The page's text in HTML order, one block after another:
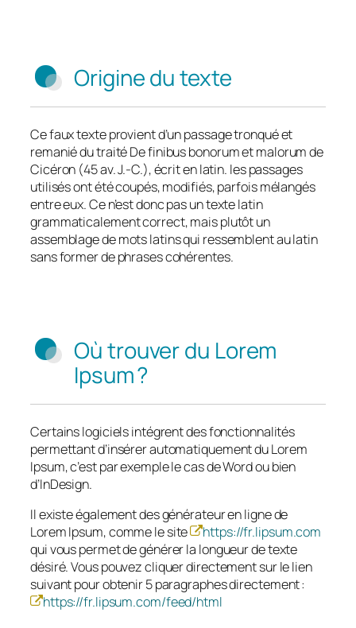
Origine du texte
Ce faux texte provient d’un passage tronqué et
remanié du traitéDe finibus bonorum et malorumde
Cicéron (45 av. J.-C.), écrit en latin. les passages
utilisés ont été coupés, modifiés, parfois mélangés
entre eux. Ce n’est donc pas un texte latin
grammaticalement correct, mais plutôt un
assemblage de mots latins qui ressemblent au latin
sans former de phrases cohérentes.
Où trouver du Lorem
Ipsum ?
Certains logiciels intégrent des fonctionnalités
permettant d’insérer automatiquement du Lorem
Ipsum, c’est par exemple le cas de Word ou bien
d’InDesign.
Il existe également des générateur en ligne de
Lorem Ipsum, comme le site
https://fr.lipsum.com
qui vous permet de générer la longueur de texte
désiré. Vous pouvez cliquer directement sur le lien
suivant pour obtenir 5 paragraphes directement :
https://fr.lipsum.com/feed/html